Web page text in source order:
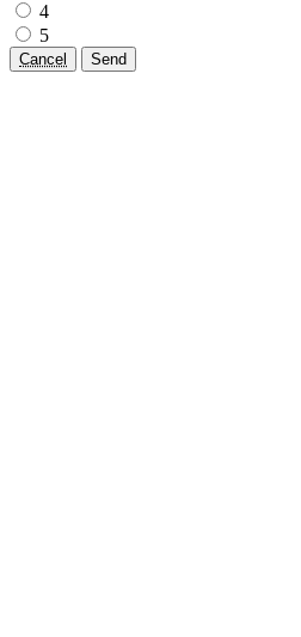
4
5
Cancel Send